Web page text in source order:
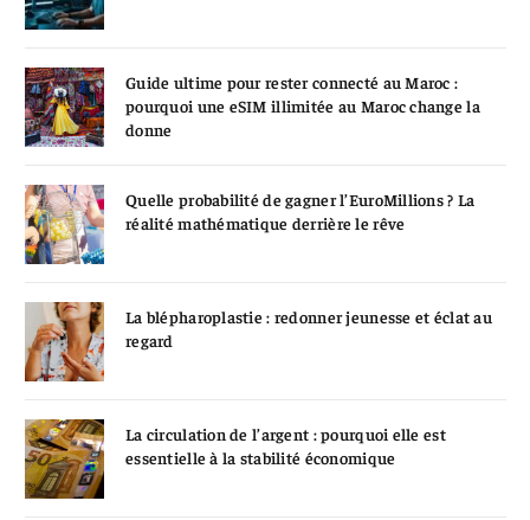
Guide ultime pour rester connecté au Maroc :
pourquoi une eSIM illimitée au Maroc change la
donne
Quelle probabilité de gagner l’EuroMillions ? La
réalité mathématique derrière le rêve
La blépharoplastie : redonner jeunesse et éclat au
regard
La circulation de l’argent : pourquoi elle est
essentielle à la stabilité économique